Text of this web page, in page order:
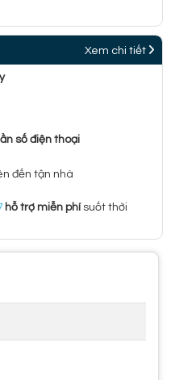
Xem chi tiết
số điện thoại
đến tận nhà
hỗ trợ miễn phísuốt thời